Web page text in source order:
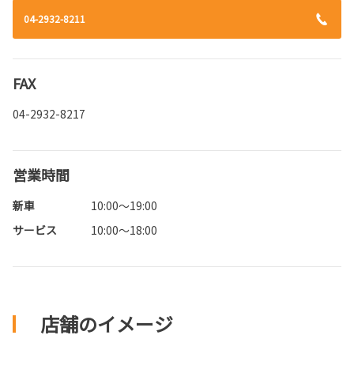
04-2932-8211
FAX
04-2932-8217
営業時間
新車
10:00～19:00
サービス
10:00～18:00
店舗のイメージ